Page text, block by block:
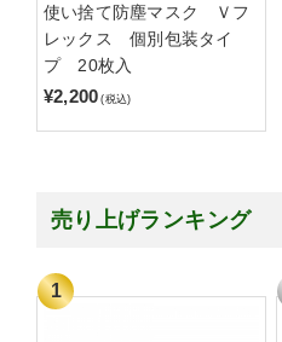
使い捨て防塵マスク Ｖフ
レックス 個別包装タイ
プ 20枚入
¥2,200 (税込)
売り上げランキング